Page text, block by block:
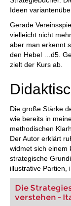
Ideen
Gerade
vielleicht nicht
aber man erkennt
den Hebel …d5.
zielt der Kurs ab.
Die große Stärke
wie bereits in
methodischen
Der Autor erklärt
widmet sich einem
strategische
illustrative Partien,
Die
verstehen -